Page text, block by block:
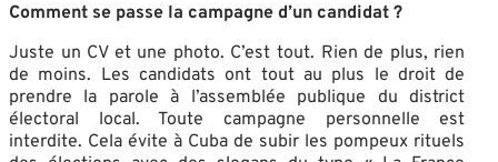
Comment se passe la campagne d’un candidat ?
Juste un CV et une photo. C’est tout. Rien de plus, rien
de moins. Les candidats ont tout au plus le droit de
prendre la parole à l’assemblée publique du district
électoral local. Toute campagne personnelle est
interdite. Cela évite à Cuba de subir les pompeux rituels